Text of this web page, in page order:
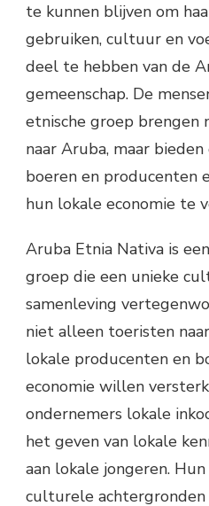
te kunnen blijven om
gebruiken, cultuur en
deel te hebben van de
gemeenschap. De
etnische groep
naar Aruba, maar
boeren en producenten
hun lokale economie te
Aruba Etnia Nativa is
groep die een unieke
samenleving
niet alleen toeristen
lokale producenten en
economie willen
ondernemers lokale
het geven van lokale
aan lokale jongeren.
culturele